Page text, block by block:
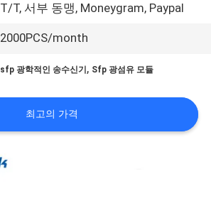
T/T, 서부 동맹, Moneygram, Paypal
2000PCS/month
sfp 광학적인 송수신기 , Sfp 광섬유 모듈
최고의 가격